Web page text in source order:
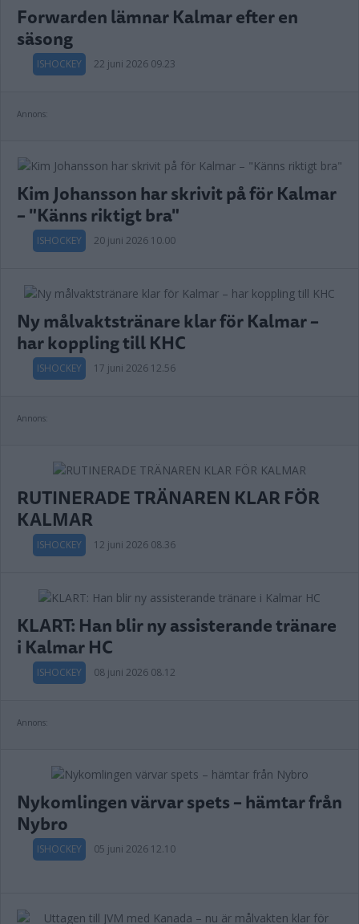
Forwarden lämnar Kalmar efter en
säsong
ISHOCKEY 22 juni 2026 09.23
Annons:
Kim Johansson har skrivit på för Kalmar
– "Känns riktigt bra"
ISHOCKEY 20 juni 2026 10.00
Ny målvaktstränare klar för Kalmar –
har koppling till KHC
ISHOCKEY 17 juni 2026 12.56
Annons:
RUTINERADE TRÄNAREN KLAR FÖR
KALMAR
ISHOCKEY 12 juni 2026 08.36
KLART: Han blir ny assisterande tränare
i Kalmar HC
ISHOCKEY 08 juni 2026 08.12
Annons:
Nykomlingen värvar spets – hämtar från
Nybro
ISHOCKEY 05 juni 2026 12.10